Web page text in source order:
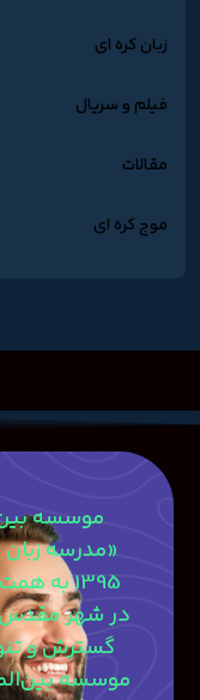
زبان کره ای
فیلم و سریال
مقالات
موج کره ای
موسسه
«مدرسه
در شهر مقدس
موسسه